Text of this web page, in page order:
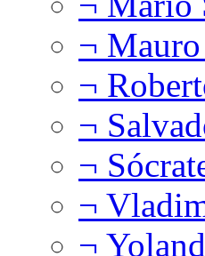
¬
¬
¬
¬
¬
¬